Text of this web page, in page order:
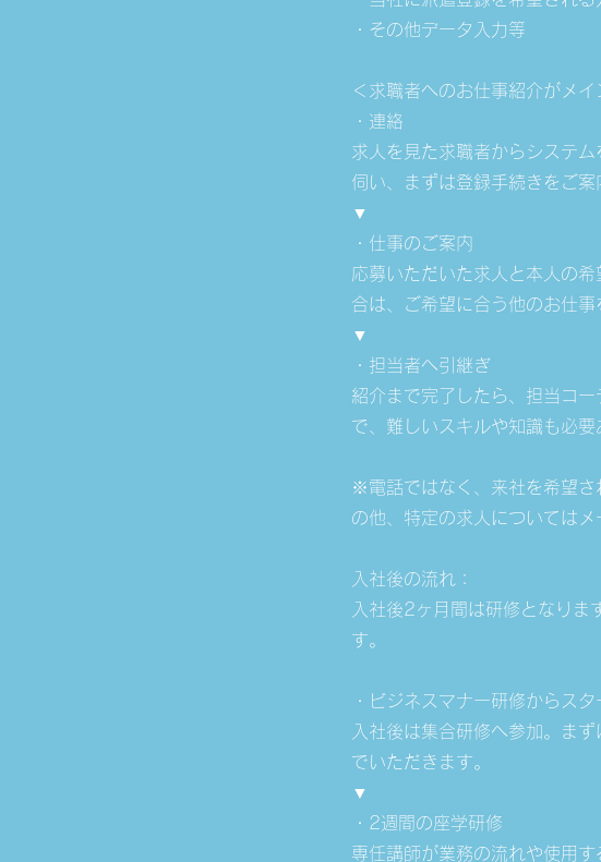
・その他データ入力等
＜求職者へのお仕事紹介がメイ
・連絡
求人を見た求職者からシステ
伺い、まずは登録手続きをご案
▼
・仕事のご案内
応募いただいた求人と本人の
合は、ご希望に合う他のお仕事
▼
・担当者へ引継ぎ
紹介まで完了したら、担当コ
で、難しいスキルや知識も必要
※電話ではなく、来社を希望さ
の他、特定の求人についてはメ
入社後の流れ：
入社後2ヶ月間は研修となりま
す。
・ビジネスマナー研修からスタ
入社後は集合研修へ参加。ま
でいただきます。
▼
・2週間の座学研修
専任講師が業務の流れや使用